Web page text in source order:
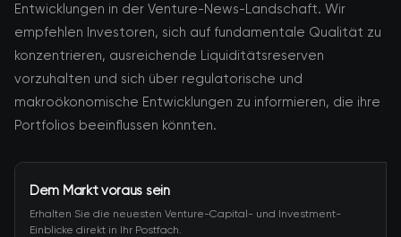
Entwicklungen in der Venture-News-Landschaft. Wir
empfehlen Investoren, sich auf fundamentale Qualität zu
konzentrieren, ausreichende Liquiditätsreserven
vorzuhalten und sich über regulatorische und
makroökonomische Entwicklungen zu informieren, die ihre
Portfolios beeinflussen könnten.
Dem Markt voraus sein
Erhalten Sie die neuesten Venture-Capital- und Investment-
Einblicke direkt in Ihr Postfach.